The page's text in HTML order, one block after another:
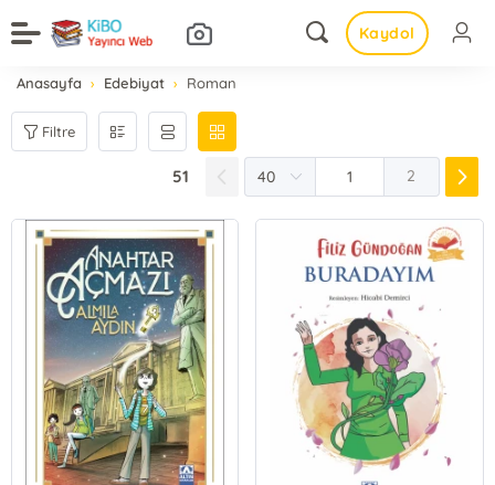
Kaydol
Anasayfa Edebiyat Roman
Filtre
51 2